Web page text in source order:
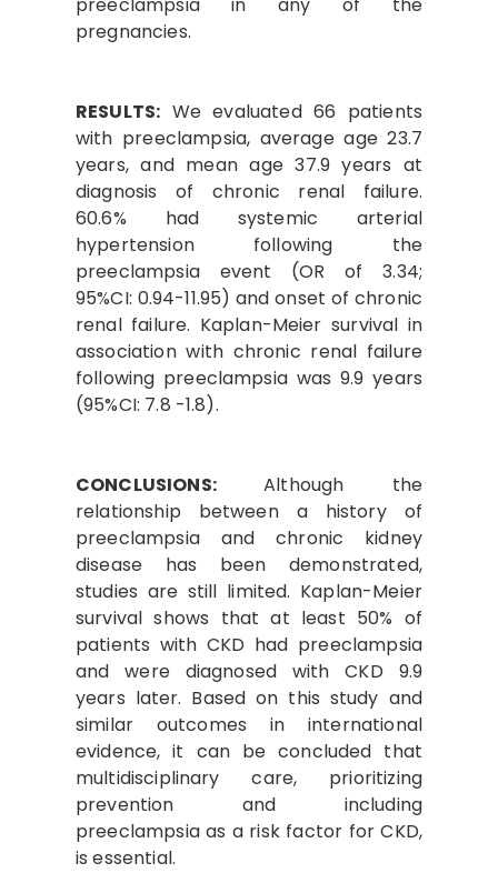
preeclampsia in any of the
pregnancies.
RESULTS: We evaluated 66 patients
with preeclampsia, average age 23.7
years, and mean age 37.9 years at
diagnosis of chronic renal failure.
60.6% had systemic arterial
hypertension following the
preeclampsia event (OR of 3.34;
95%CI: 0.94-11.95) and onset of chronic
renal failure. Kaplan-Meier survival in
association with chronic renal failure
following preeclampsia was 9.9 years
(95%CI: 7.8 -1.8).
CONCLUSIONS:Although the
relationship between a history of
preeclampsia and chronic kidney
disease has been demonstrated,
studies are still limited. Kaplan-Meier
survival shows that at least 50% of
patients with CKD had preeclampsia
and were diagnosed with CKD 9.9
years later. Based on this study and
similar outcomes in international
evidence, it can be concluded that
multidisciplinary care, prioritizing
prevention and including
preeclampsia as a risk factor for CKD,
is essential.